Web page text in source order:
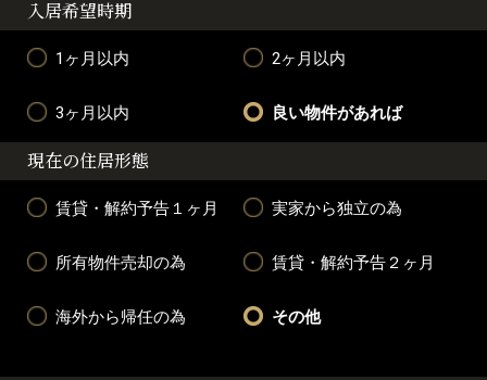
入居希望時期
1ヶ月以内 2ヶ月以内
3ヶ月以内 良い物件があれば
現在の住居形態
賃貸・解約予告１ヶ月 実家から独立の為
所有物件売却の為 賃貸・解約予告２ヶ月
海外から帰任の為 その他